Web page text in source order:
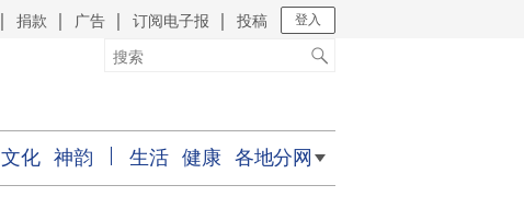
捐款 广告 订阅电子报 投稿 登入
文化 神韵 生活 健康 各地分网